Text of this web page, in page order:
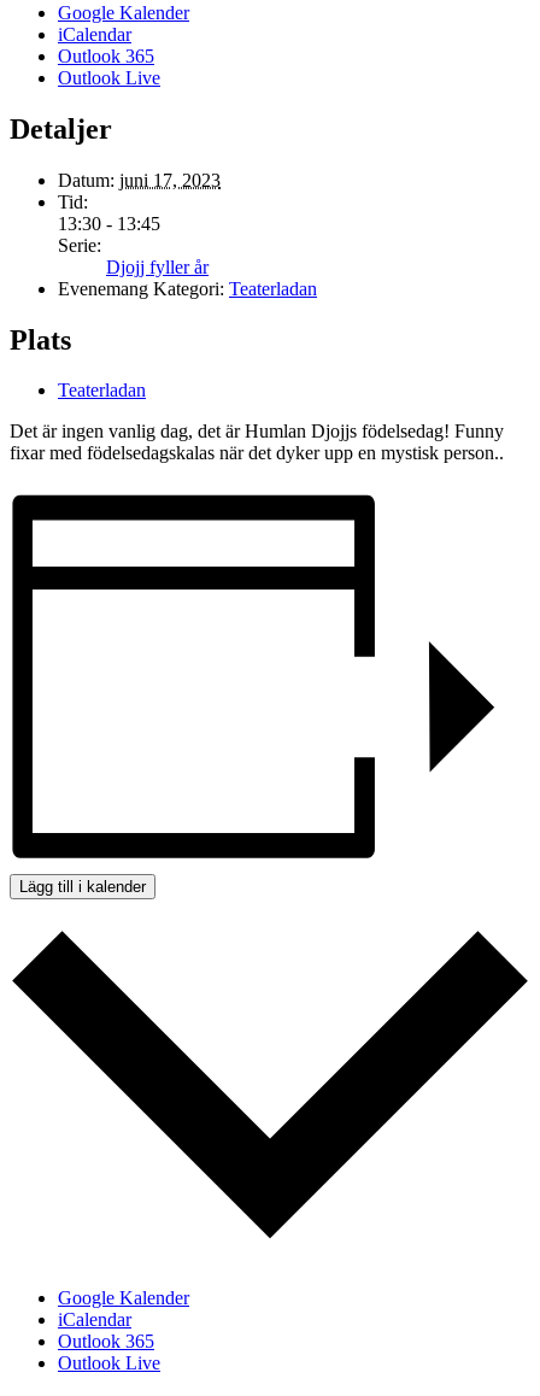
Google Kalender
iCalendar
Outlook 365
Outlook Live
Detaljer
Datum: juni 17, 2023
Tid:
13:30 - 13:45
Serie:
Djojj fyller år
Evenemang Kategori: Teaterladan
Plats
Teaterladan
Det är ingen vanlig dag, det är Humlan Djojjs födelsedag! Funny
fixar med födelsedagskalas när det dyker upp en mystisk person..
Lägg till i kalender
Google Kalender
iCalendar
Outlook 365
Outlook Live